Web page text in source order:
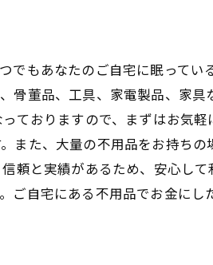
でもあなたのご自宅に眠ってい
骨董品、工具、家電製品、家具
ておりますので、まずはお気軽
また、大量の不用品をお持ちの
頼と実績があるため、安心して
自宅にある不用品でお金にし